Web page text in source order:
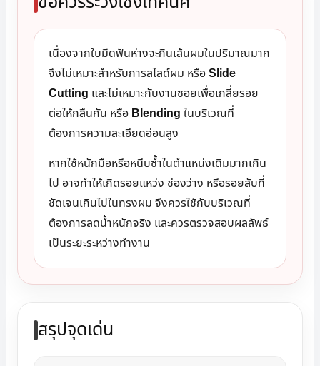
เนื่องจากใบมีดฟันห่างจะกินเส้นผมในปริมาณมาก
จึงไม่เหมาะสำหรับการสไลด์ผม หรือSlide
Cutting และไม่เหมาะกับงานซอยเพื่อเกลี่ยรอย
ต่อให้กลืนกัน หรือ Blending ในบริเวณที่
ต้องการความละเอียดอ่อนสูง
หากใช้หนักมือหรือหนีบซ้ำในตำแหน่งเดิมมากเกิน
ไป อาจทำให้เกิดรอยแหว่ง ช่องว่าง หรือรอยสับที่
ชัดเจนเกินไปในทรงผม จึงควรใช้กับบริเวณที่
ต้องการลดน้ำหนักจริง และควรตรวจสอบผลลัพธ์
เป็นระยะระหว่างทำงาน
สรุปจุดเด่น